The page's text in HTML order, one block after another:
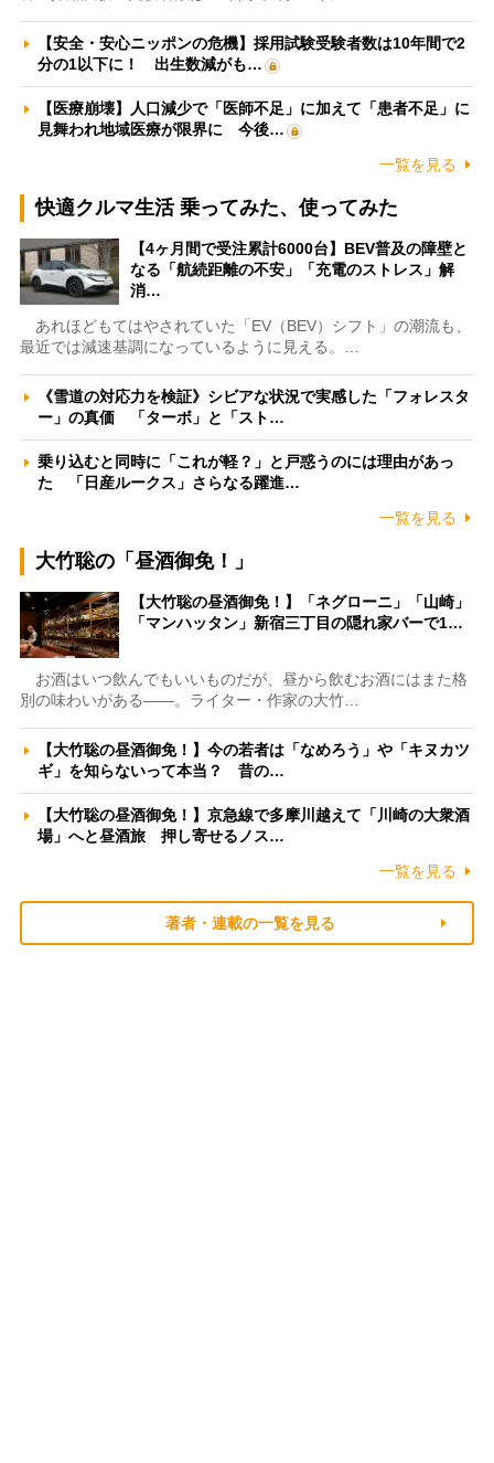
【安全・安心ニッポンの危機】採用試験受験者数は10年間で2
分の1以下に！ 出生数減がも…
【医療崩壊】人口減少で「医師不足」に加えて「患者不足」に
見舞われ地域医療が限界に 今後…
一覧を見る
快適クルマ生活 乗ってみた、使ってみた
【4ヶ月間で受注累計6000台】BEV普及の障壁と
なる「航続距離の不安」「充電のストレス」解
消…
あれほどもてはやされていた「EV（BEV）シフト」の潮流も、
最近では減速基調になっているように見える。…
《雪道の対応力を検証》シビアな状況で実感した「フォレスタ
ー」の真価 「ターボ」と「スト…
乗り込むと同時に「これが軽？」と戸惑うのには理由があっ
た 「日産ルークス」さらなる躍進…
一覧を見る
大竹聡の「昼酒御免！」
【大竹聡の昼酒御免！】「ネグローニ」「山崎」
「マンハッタン」新宿三丁目の隠れ家バーで1…
お酒はいつ飲んでもいいものだが、昼から飲むお酒にはまた格
別の味わいがある――。ライター・作家の大竹…
【大竹聡の昼酒御免！】今の若者は「なめろう」や「キヌカツ
ギ」を知らないって本当？ 昔の…
【大竹聡の昼酒御免！】京急線で多摩川越えて「川崎の大衆酒
場」へと昼酒旅 押し寄せるノス…
一覧を見る
著者・連載の一覧を見る